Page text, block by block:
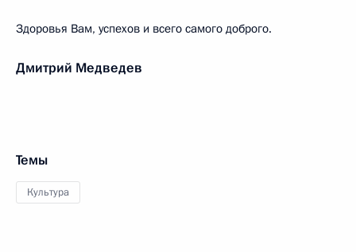
Здоровья Вам, успехов и всего самого доброго.
Дмитрий Медведев
Темы
Культура